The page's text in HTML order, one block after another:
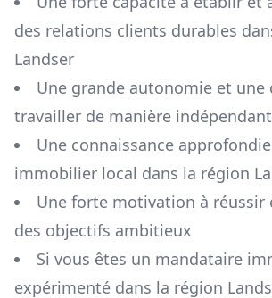
des relations clients durables
Landser
Une grande autonomie et une
travailler de manière
Une connaissance
immobilier local dans la région
Une forte motivation à réussir
des objectifs ambitieux
Si vous êtes un mandataire
expérimenté dans la région